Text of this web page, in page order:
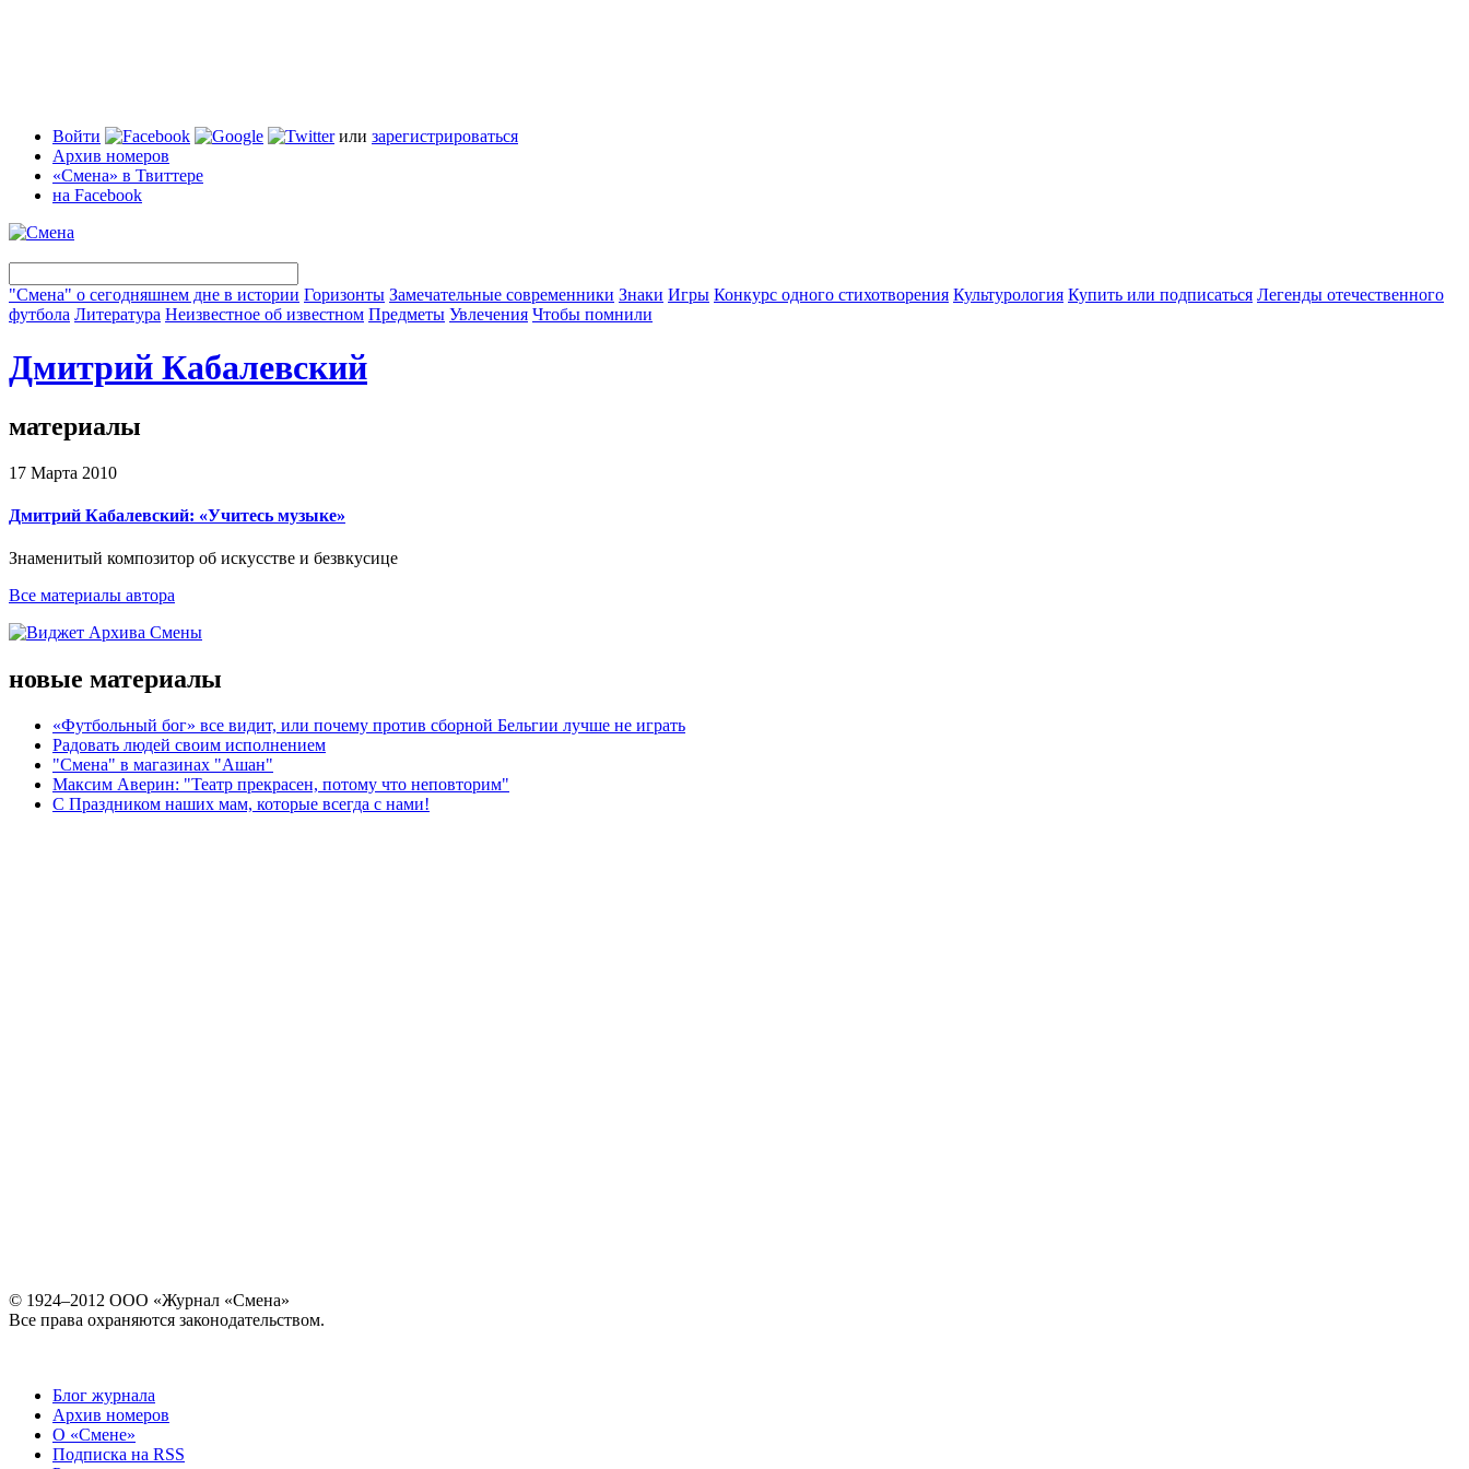
Войти или зарегистрироваться
Архив номеров
«Смена» в Твиттере
на Facebook
"Смена" о сегодняшнем дне в истории Горизонты Замечательные современники Знаки Игры Конкурс одного стихотворения Культурология Купить или подписаться Легенды отечественного
футбола Литература Неизвестное об известном Предметы Увлечения Чтобы помнили
Дмитрий Кабалевский
материалы
17 Марта 2010
Дмитрий Кабалевский: «Учитесь музыке»
Знаменитый композитор об искусстве и безвкусице
Все материалы автора
новые материалы
«Футбольный бог» все видит, или почему против сборной Бельгии лучше не играть
Радовать людей своим исполнением
"Смена" в магазинах "Ашан"
Максим Аверин: "Театр прекрасен, потому что неповторим"
С Праздником наших мам, которые всегда с нами!
© 1924–2012 ООО «Журнал «Смена»
Все права охраняются законодательством.
Блог журнала
Архив номеров
О «Смене»
Подписка на RSS